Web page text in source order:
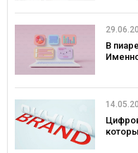
В